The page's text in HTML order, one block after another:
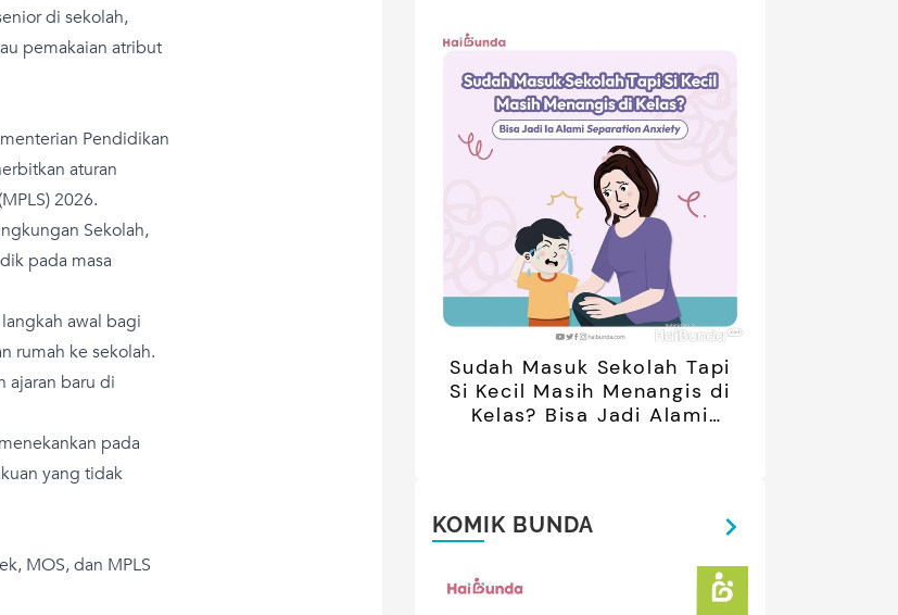
di sekolah,
pemakaian atribut
Pendidikan
aturan
2026.
Sekolah,
pada masa
awal bagi
rumah ke sekolah.
ajaran baru di
pada
yang tidak
MOS, dan MPLS
Sudah Masuk Sekolah Tapi
Si Kecil Masih Menangis di
Kelas? Bisa Jadi Alami
KOMIK BUNDA